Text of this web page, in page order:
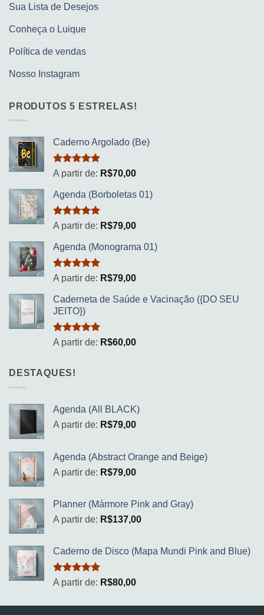
Sua Lista de Desejos
Conheça o Luique
Política de vendas
Nosso Instagram
PRODUTOS 5 ESTRELAS!
Caderno Argolado (Be)
Avaliação
5.00
A partir de: R$70,00
Agenda (Borboletas 01)
Avaliação
5.00
A partir de: R$79,00
Agenda (Monograma 01)
Avaliação
5.00
A partir de: R$79,00
Caderneta de Saúde e Vacinação ({DO SEU
JEITO})
Avaliação
5.00
A partir de: R$60,00
DESTAQUES!
Agenda (All BLACK)
A partir de: R$79,00
Agenda (Abstract Orange and Beige)
A partir de: R$79,00
Planner (Mármore Pink and Gray)
A partir de: R$137,00
Caderno de Disco (Mapa Mundi Pink and Blue)
Avaliação
5.00
A partir de: R$80,00